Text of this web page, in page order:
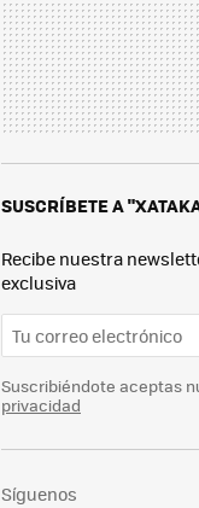
SUSCRÍBETE A
Recibe nuestra
exclusiva
Suscribiéndote aceptas
privacidad
Síguenos